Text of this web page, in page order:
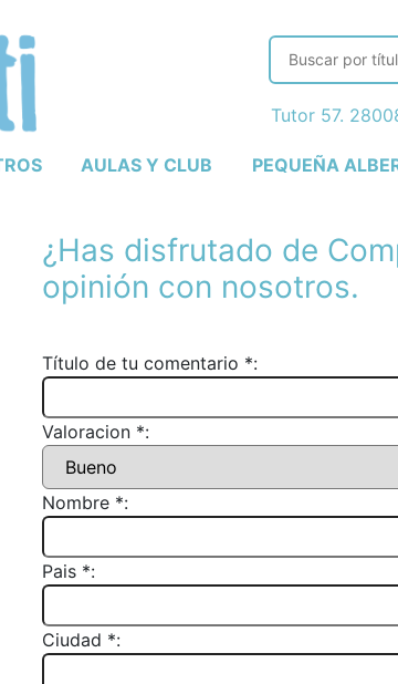
AULAS Y CLUB PEQUEÑA
Tutor 57.
¿Has disfrutado de
opinión con nosotros.
Título de tu comentario *:
Valoracion *:
Nombre *:
Pais *:
Ciudad *: